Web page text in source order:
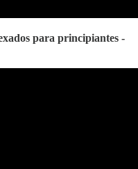
para principiantes -